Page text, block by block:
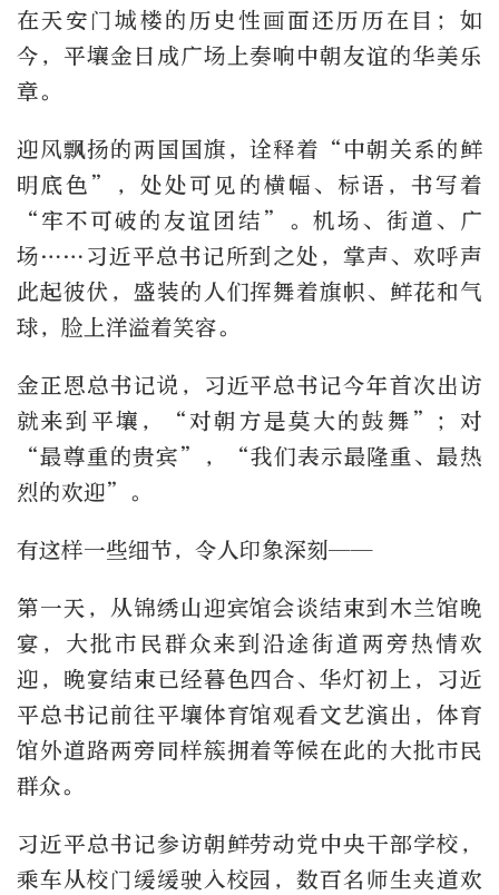
在天安门城楼的历史性画面还历历在目；如
今，平壤金日成广场上奏响中朝友谊的华美乐
章。
迎风飘扬的两国国旗，诠释着“中朝关系的鲜
明底色”，处处可见的横幅、标语，书写着
“牢不可破的友谊团结”。机场、街道、广
场……习近平总书记所到之处，掌声、欢呼声
此起彼伏，盛装的人们挥舞着旗帜、鲜花和气
球，脸上洋溢着笑容。
金正恩总书记说，习近平总书记今年首次出访
就来到平壤，“对朝方是莫大的鼓舞”；对
“最尊重的贵宾”，“我们表示最隆重、最热
烈的欢迎”。
有这样一些细节，令人印象深刻——
第一天，从锦绣山迎宾馆会谈结束到木兰馆晚
宴，大批市民群众来到沿途街道两旁热情欢
迎，晚宴结束已经暮色四合、华灯初上，习近
平总书记前往平壤体育馆观看文艺演出，体育
馆外道路两旁同样簇拥着等候在此的大批市民
群众。
习近平总书记参访朝鲜劳动党中央干部学校，
乘车从校门缓缓驶入校园，数百名师生夹道欢